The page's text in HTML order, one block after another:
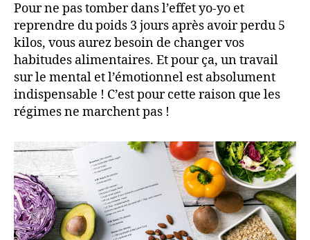
Pour ne pas tomber dans l’effet yo-yo et
reprendre du poids 3 jours après avoir perdu 5
kilos, vous aurez besoin de changer vos
habitudes alimentaires. Et pour ça, un travail
sur le mental et l’émotionnel est absolument
indispensable ! C’est pour cette raison que les
régimes ne marchent pas !